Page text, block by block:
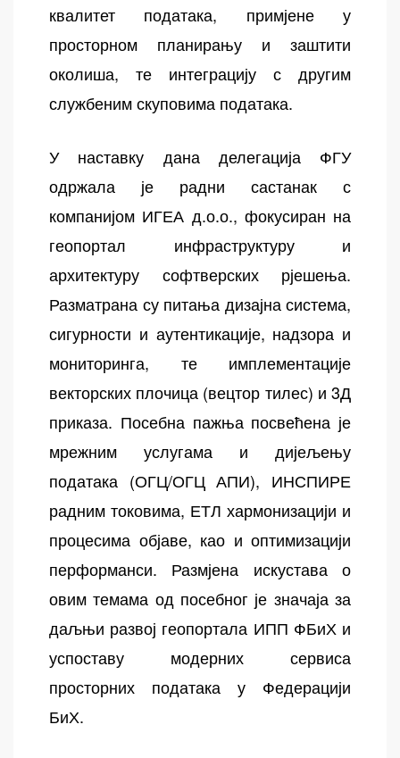
квалитет података, примјене у
просторном планирању и заштити
околиша, те интеграцију с другим
службеним скуповима података.
У наставку дана делегација ФГУ
одржала је радни састанак с
компанијом ИГЕА д.о.о., фокусиран на
геопортал инфраструктуру и
архитектуру софтверских рјешења.
Разматрана су питања дизајна система,
сигурности и аутентикације, надзора и
мониторинга, те имплементације
векторских плочица (вецтор тилес) и 3Д
приказа. Посебна пажња посвећена је
мрежним услугама и дијељењу
података (ОГЦ/ОГЦ АПИ), ИНСПИРЕ
радним токовима, ЕТЛ хармонизацији и
процесима објаве, као и оптимизацији
перформанси. Размјена искустава о
овим темама од посебног је значаја за
даљњи развој геопортала ИПП ФБиХ и
успоставу модерних сервиса
просторних података у Федерацији
БиХ.